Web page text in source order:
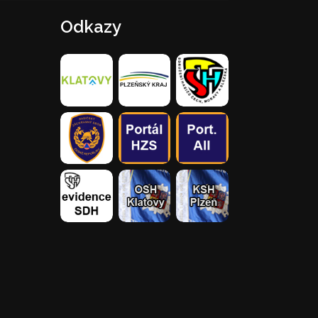
Odkazy